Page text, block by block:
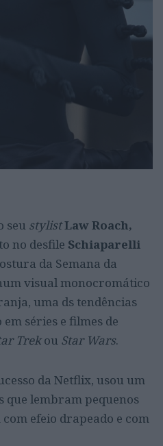
seu stylistLaw Roach,
no desfile Schiaparelli
da Semana da
visual monocromático
uma ds tendências
séries e filmes de
Trekou Star Wars.
da Netflix, usou um
que lembram pequenos
efeio drapeado e com